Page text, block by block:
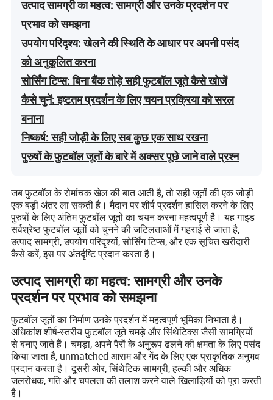
उत्पाद सामग्री का महत्व: सामग्री और उनके प्रदर्शन पर
प्रभाव को समझना
उपयोग परिदृश्य: खेलने की स्थिति के आधार पर अपनी पसंद
को अनुकूलित करना
सोर्सिंग टिप्स: बिना बैंक तोड़े सही फुटबॉल जूते कैसे खोजें
कैसे चुनें: इष्टतम प्रदर्शन के लिए चयन प्रक्रिया को सरल
बनाना
निष्कर्ष: सही जोड़ी के लिए सब कुछ एक साथ रखना
पुरुषों के फुटबॉल जूतों के बारे में अक्सर पूछे जाने वाले प्रश्न
जब फुटबॉल के रोमांचक खेल की बात आती है, तो सही जूतों की एक जोड़ी
एक बड़ी अंतर ला सकती है। मैदान पर शीर्ष प्रदर्शन हासिल करने के लिए
पुरुषों के लिए अंतिम फुटबॉल जूतों का चयन करना महत्वपूर्ण है। यह गाइड
सर्वश्रेष्ठ फुटबॉल जूतों को चुनने की जटिलताओं में गहराई से जाता है,
उत्पाद सामग्री, उपयोग परिदृश्यों, सोर्सिंग टिप्स, और एक सूचित खरीदारी
कैसे करें, इस पर अंतर्दृष्टि प्रदान करता है।
उत्पाद सामग्री का महत्व: सामग्री और उनके
प्रदर्शन पर प्रभाव को समझना
फुटबॉल जूतों का निर्माण उनके प्रदर्शन में महत्वपूर्ण भूमिका निभाता है।
अधिकांश शीर्ष-स्तरीय फुटबॉल जूते चमड़े और सिंथेटिक्स जैसी सामग्रियों
से बनाए जाते हैं। चमड़ा, अपने पैरों के अनुरूप ढलने की क्षमता के लिए पसंद
किया जाता है, unmatched आराम और गेंद के लिए एक प्राकृतिक अनुभव
प्रदान करता है। दूसरी ओर, सिंथेटिक सामग्री, हल्की और अधिक
जलरोधक, गति और चपलता की तलाश करने वाले खिलाड़ियों को पूरा करती
है।